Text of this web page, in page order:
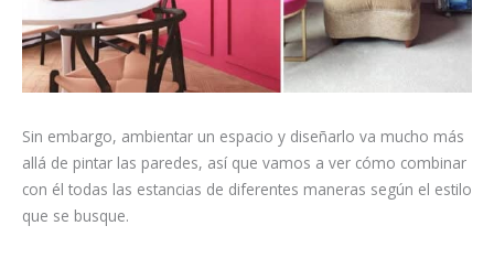
Sin embargo, ambientar un espacio y diseñarlo va mucho más
allá de pintar las paredes, así que vamos a ver cómo combinar
con él todas las estancias de diferentes maneras según el estilo
que se busque.